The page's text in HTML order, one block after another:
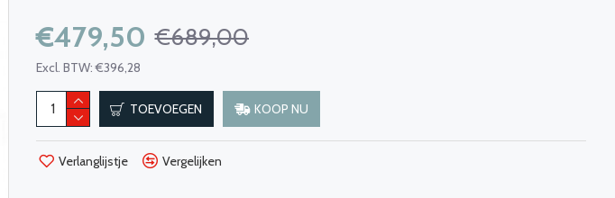
€479,50 €689,00
Excl. BTW: €396,28
TOEVOEGEN KOOP NU
Verlanglijstje Vergelijken